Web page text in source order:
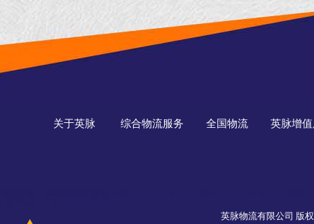
关于英脉 综合物流服务 全国物流 英脉增
英脉物流有限公司 版